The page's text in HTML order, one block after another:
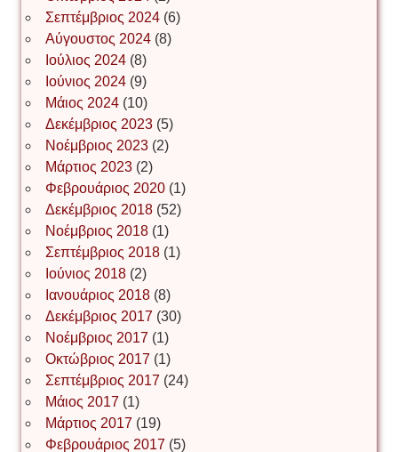
Νίκος Λυγερός
Іван Буртик
Іван Наконечний
Інга Короткевич
Ірина Ключковська
Ірина Наконечна
Σεπτέμβριος 2024(6)
Αύγουστος 2024(8)
Ιούλιος 2024(8)
Ιούνιος 2024(9)
Μάιος 2024(10)
Δεκέμβριος 2023(5)
Νοέμβριος 2023(2)
Μάρτιος 2023(2)
Φεβρουάριος 2020(1)
Δεκέμβριος 2018(52)
Νοέμβριος 2018(1)
Σεπτέμβριος 2018(1)
Ιούνιος 2018(2)
Ιανουάριος 2018(8)
Δεκέμβριος 2017 (30)
Νοέμβριος 2017 (1)
Οκτώβριος 2017 (1)
Σεπτέμβριος 2017 (24)
Μάιος 2017 (1)
Μάρτιος 2017 (19)
Φεβρουάριος 2017 (5)